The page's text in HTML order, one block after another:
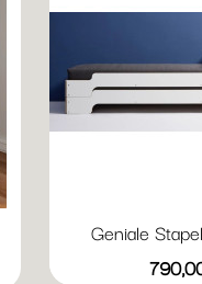
Geniale
Preis